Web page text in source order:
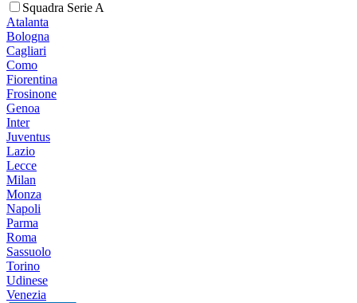
Squadra Serie A
Atalanta
Bologna
Cagliari
Como
Fiorentina
Frosinone
Genoa
Inter
Juventus
Lazio
Lecce
Milan
Monza
Napoli
Parma
Roma
Sassuolo
Torino
Udinese
Venezia